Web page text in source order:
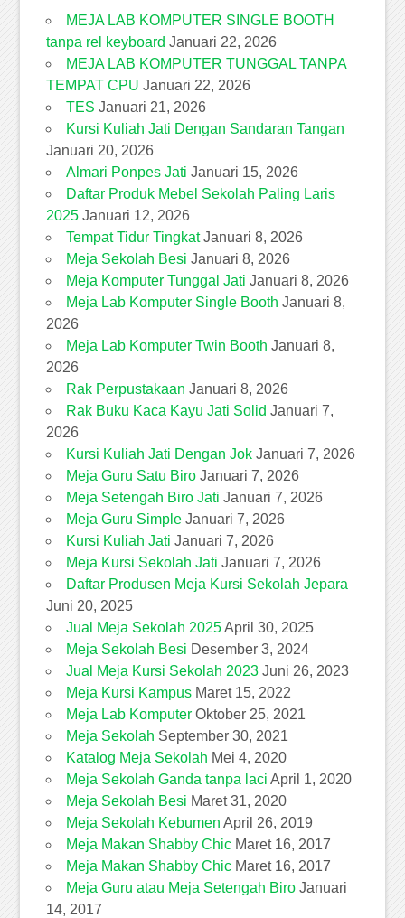
MEJA LAB KOMPUTER SINGLE BOOTH
tanpa rel keyboard Januari 22, 2026
MEJA LAB KOMPUTER TUNGGAL TANPA
TEMPAT CPU Januari 22, 2026
TES Januari 21, 2026
Kursi Kuliah Jati Dengan Sandaran Tangan
Januari 20, 2026
Almari Ponpes Jati Januari 15, 2026
Daftar Produk Mebel Sekolah Paling Laris
2025 Januari 12, 2026
Tempat Tidur Tingkat Januari 8, 2026
Meja Sekolah Besi Januari 8, 2026
Meja Komputer Tunggal Jati Januari 8, 2026
Meja Lab Komputer Single Booth Januari 8,
2026
Meja Lab Komputer Twin Booth Januari 8,
2026
Rak Perpustakaan Januari 8, 2026
Rak Buku Kaca Kayu Jati Solid Januari 7,
2026
Kursi Kuliah Jati Dengan Jok Januari 7, 2026
Meja Guru Satu Biro Januari 7, 2026
Meja Setengah Biro Jati Januari 7, 2026
Meja Guru Simple Januari 7, 2026
Kursi Kuliah Jati Januari 7, 2026
Meja Kursi Sekolah Jati Januari 7, 2026
Daftar Produsen Meja Kursi Sekolah Jepara
Juni 20, 2025
Jual Meja Sekolah 2025 April 30, 2025
Meja Sekolah Besi Desember 3, 2024
Jual Meja Kursi Sekolah 2023 Juni 26, 2023
Meja Kursi Kampus Maret 15, 2022
Meja Lab Komputer Oktober 25, 2021
Meja Sekolah September 30, 2021
Katalog Meja Sekolah Mei 4, 2020
Meja Sekolah Ganda tanpa laci April 1, 2020
Meja Sekolah Besi Maret 31, 2020
Meja Sekolah Kebumen April 26, 2019
Meja Makan Shabby Chic Maret 16, 2017
Meja Makan Shabby Chic Maret 16, 2017
Meja Guru atau Meja Setengah Biro Januari
14, 2017